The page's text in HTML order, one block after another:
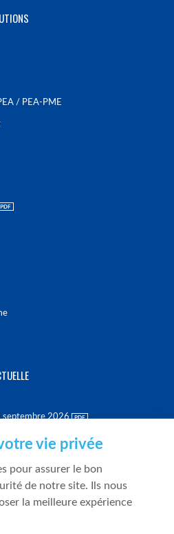
/ PEA-PME
septembre 2026
et de résolution
vie privée
pour assurer le bon
de notre site. Ils nous
la meilleure expérience